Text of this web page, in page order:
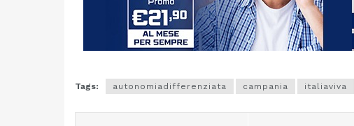
Tags: autonomiadifferenziata campania italiaviva